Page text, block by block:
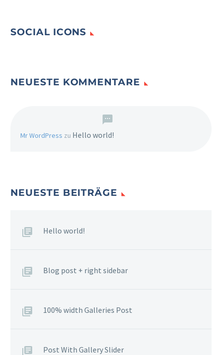
SOCIAL ICONS
NEUESTE KOMMENTARE
Mr WordPress zu Hello world!
NEUESTE BEITRÄGE
Hello world!
Blog post + right sidebar
100% width Galleries Post
Post With Gallery Slider